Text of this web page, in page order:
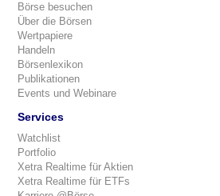
Börse besuchen
Über die Börsen
Wertpapiere
Handeln
Börsenlexikon
Publikationen
Events und Webinare
Services
Watchlist
Portfolio
Xetra Realtime für Aktien
Xetra Realtime für ETFs